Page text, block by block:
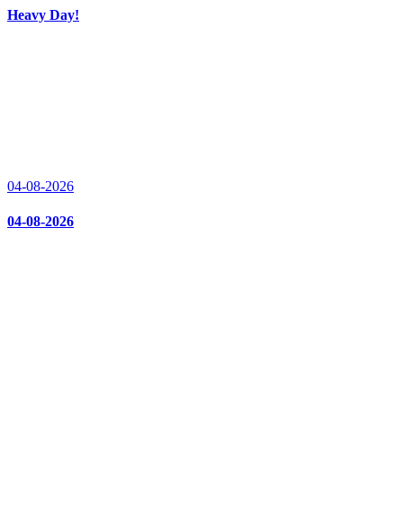
Heavy Day!
04-08-2026
04-08-2026